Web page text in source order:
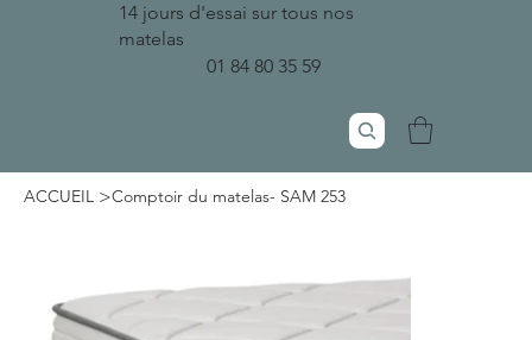
14 jours d'essai sur tous nos
matelas
01 84 80 35 59
ACCUEIL >Comptoir du matelas- SAM 253